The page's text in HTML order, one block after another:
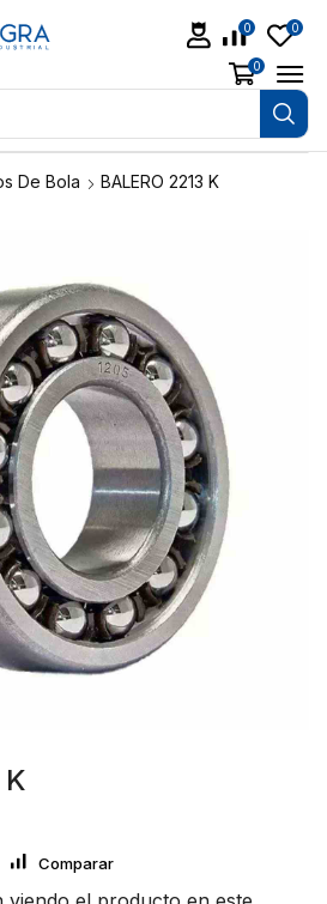
0 0
0
De Bola BALERO 2213 K
Comparar